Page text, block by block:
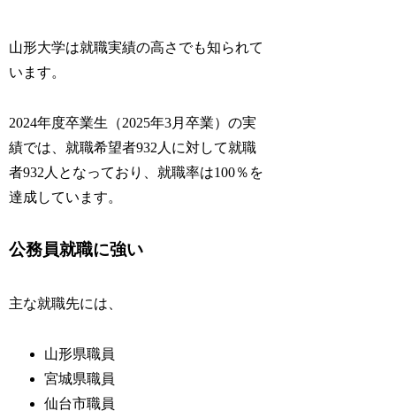
山形大学は就職実績の高さでも知られて
います。
2024年度卒業生（2025年3月卒業）の実
績では、就職希望者932人に対して就職
者932人となっており、就職率は100％を
達成しています。
公務員就職に強い
主な就職先には、
山形県職員
宮城県職員
仙台市職員